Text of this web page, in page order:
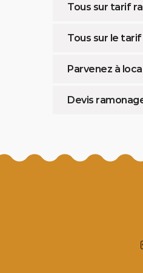
Tous sur tarif
Tous sur le
Parvenez à
Devis